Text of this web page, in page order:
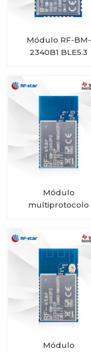
Módulo RF-BM-
2340B1 BLE5.3
Módulo
multiprotocolo
Módulo